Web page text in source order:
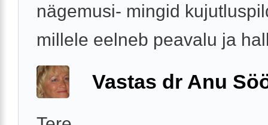
nägemusi- mingid
millele eelneb peavalu ja
Vastas dr Anu